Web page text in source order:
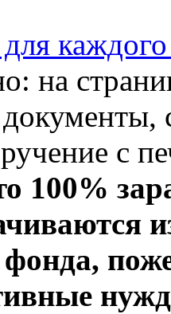
на
с
100%
фонда,